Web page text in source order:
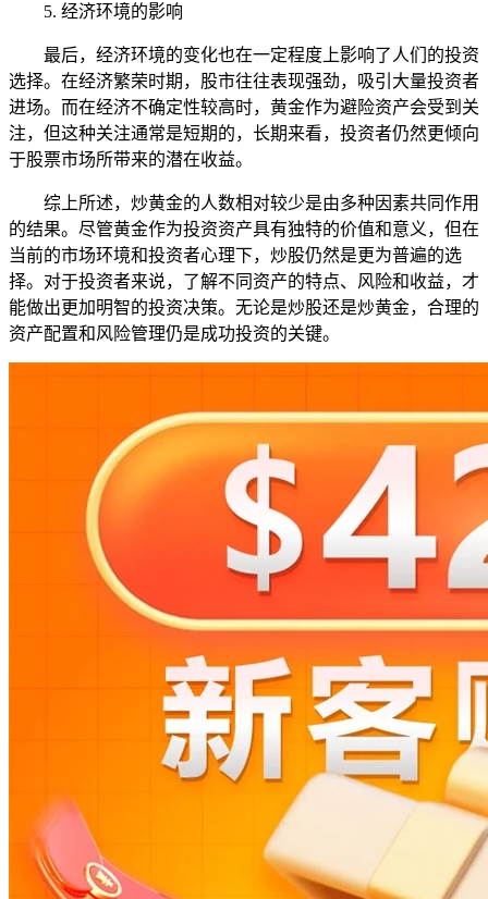
5. 经济环境的影响
最后，经济环境的变化也在一定程度上影响了人们的投资
选择。在经济繁荣时期，股市往往表现强劲，吸引大量投资者
进场。而在经济不确定性较高时，黄金作为避险资产会受到关
注，但这种关注通常是短期的，长期来看，投资者仍然更倾向
于股票市场所带来的潜在收益。
综上所述，炒黄金的人数相对较少是由多种因素共同作用
的结果。尽管黄金作为投资资产具有独特的价值和意义，但在
当前的市场环境和投资者心理下，炒股仍然是更为普遍的选
择。对于投资者来说，了解不同资产的特点、风险和收益，才
能做出更加明智的投资决策。无论是炒股还是炒黄金，合理的
资产配置和风险管理仍是成功投资的关键。